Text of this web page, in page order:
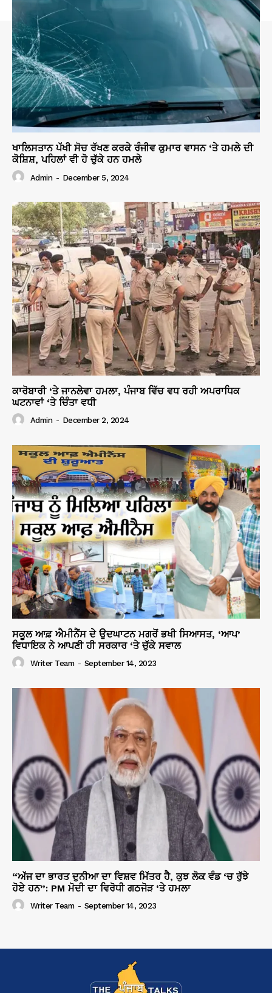
ਖਾਲਿਸਤਾਨ ਪੱਖੀ ਸੋਚ ਰੱਖਣ ਕਰਕੇ ਰੰਜੀਵ ਕੁਮਾਰ ਵਾਸਨ ‘ਤੇ ਹਮਲੇ ਦੀ
ਕੋਸ਼ਿਸ਼, ਪਹਿਲਾਂ ਵੀ ਹੋ ਚੁੱਕੇ ਹਨ ਹਮਲੇ
Admin - December 5, 2024
ਕਾਰੋਬਾਰੀ ‘ਤੇ ਜਾਨਲੇਵਾ ਹਮਲਾ, ਪੰਜਾਬ ਵਿੱਚ ਵਧ ਰਹੀ ਅਪਰਾਧਿਕ
ਘਟਨਾਵਾਂ ‘ਤੇ ਚਿੰਤਾ ਵਧੀ
Admin - December 2, 2024
ਸਕੂਲ ਆਫ਼ ਐਮੀਨੈਂਸ ਦੇ ਉਦਘਾਟਨ ਮਗਰੋਂ ਭਖੀ ਸਿਆਸਤ, ‘ਆਪ’
ਵਿਧਾਇਕ ਨੇ ਆਪਣੀ ਹੀ ਸਰਕਾਰ ‘ਤੇ ਚੁੱਕੇ ਸਵਾਲ
Writer Team - September 14, 2023
“ਅੱਜ ਦਾ ਭਾਰਤ ਦੁਨੀਆ ਦਾ ਵਿਸ਼ਵ ਮਿੱਤਰ ਹੈ, ਕੁਝ ਲੋਕ ਵੰਡ ‘ਚ ਰੁੱਝੇ
ਹੋਏ ਹਨ”: PM ਮੋਦੀ ਦਾ ਵਿਰੋਧੀ ਗਠਜੋੜ ‘ਤੇ ਹਮਲਾ
Writer Team - September 14, 2023